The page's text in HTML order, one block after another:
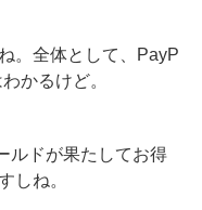
。全体として、PayP
かるけど。
ルドが果たしてお得
しね。